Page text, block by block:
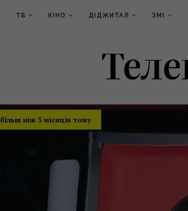
ТБ КІНО ДІДЖИТАЛ ЗМІ
більш ніж 5 місяців тому